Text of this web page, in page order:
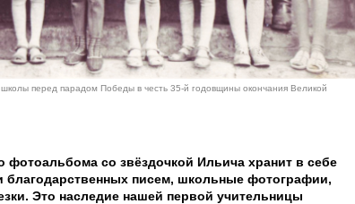
перед парадом Победы в честь 35-й годовщины окончания Великой
фотоальбома со звёздочкой Ильича хранит в себе
благодарственных писем, школьные фотографии,
Это наследие нашей первой учительницы